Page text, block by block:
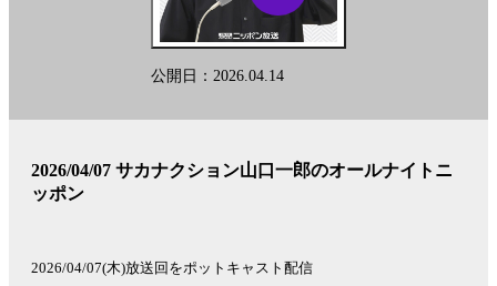
公開日：2026.04.14
2026/04/07 サカナクション山口一郎のオールナイトニ
ッポン
2026/04/07(木)放送回をポットキャスト配信